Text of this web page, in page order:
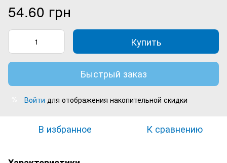
54.60 грн
Купить
Быстрый заказ
Войти для отображения накопительной скидки
В избранное К сравнению